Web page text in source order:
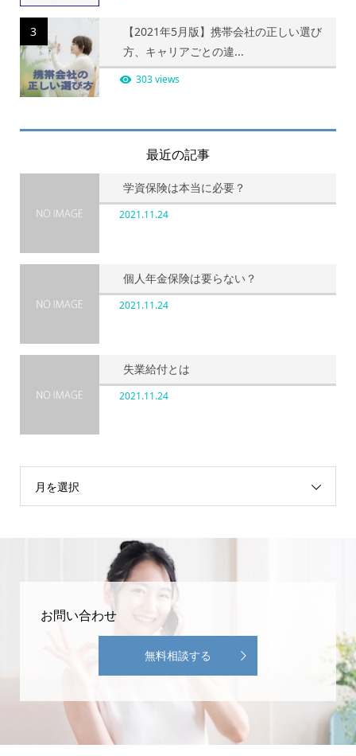
3
【2021年5月版】携帯会社の正しい選び
方、キャリアごとの違...
303 views
最近の記事
学資保険は本当に必要？
2021.11.24
個人年金保険は要らない？
2021.11.24
失業給付とは
2021.11.24
月を選択
お問い合わせ
無料相談する